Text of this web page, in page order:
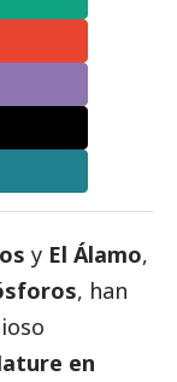
y El Álamo,
, han
en